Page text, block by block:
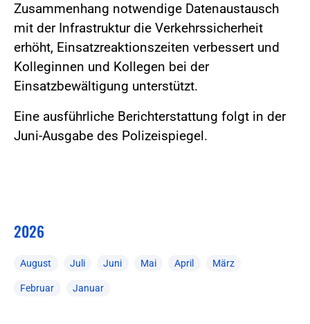
Zusammenhang notwendige Datenaustausch
mit der Infrastruktur die Verkehrssicherheit
erhöht, Einsatzreaktionszeiten verbessert und
Kolleginnen und Kollegen bei der
Einsatzbewältigung unterstützt.
Eine ausführliche Berichterstattung folgt in der
Juni-Ausgabe des Polizeispiegel.
2026
August Juli Juni Mai April März
Februar Januar